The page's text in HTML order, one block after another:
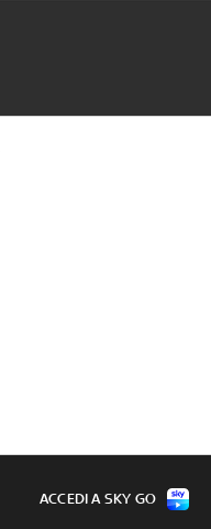
ACCEDI A SKY GO